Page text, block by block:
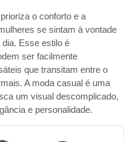
o conforto e a
se sintam à vontade
Esse estilo é
ser facilmente
que transitam entre o
A moda casual é uma
um visual descomplicado,
e personalidade.